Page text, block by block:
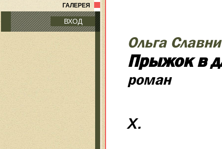
ГАЛЕРЕЯ
ВХОД
Ольга
Прыжок в
роман
X.